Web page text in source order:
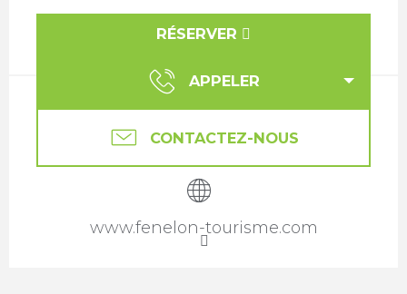
RÉSERVER
APPELER
CONTACTEZ-NOUS
www.fenelon-tourisme.com